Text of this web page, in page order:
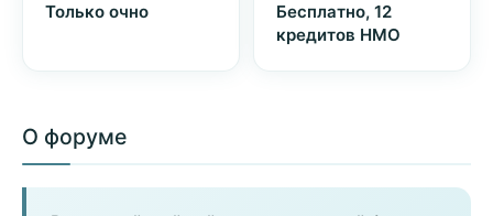
Только очно
Бесплатно, 12
кредитов НМО
О форуме